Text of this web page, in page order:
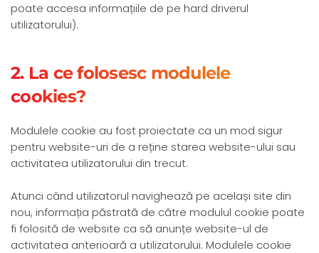
poate accesa informațiile de pe hard driverul
utilizatorului).
2. La ce folosesc modulele
cookies?
Modulele cookie au fost proiectate ca un mod sigur
pentru website-uri de a reține starea website-ului sau
activitatea utilizatorului din trecut.
Atunci când utilizatorul navighează pe același site din
nou, informația păstrată de către modulul cookie poate
fi folosită de website ca să anunțe website-ul de
activitatea anterioară a utilizatorului. Modulele cookie